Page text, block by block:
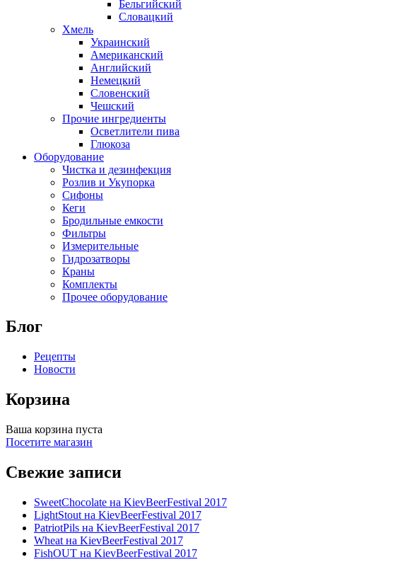
Бельгийский
Словацкий
Хмель
Украинский
Американский
Английский
Немецкий
Словенский
Чешский
Прочие ингредиенты
Осветлители пива
Глюкоза
Оборудование
Чистка и дезинфекция
Розлив и Укупорка
Сифоны
Кеги
Бродильные емкости
Фильтры
Измерительные
Гидрозатворы
Краны
Комплекты
Прочее оборудование
Блог
Рецепты
Новости
Корзина
Ваша корзина пуста
Посетите магазин
Свежие записи
SweetChocolate на KievBeerFestival 2017
LightStout на KievBeerFestival 2017
PatriotPils на KievBeerFestival 2017
Wheat на KievBeerFestival 2017
FishOUT на KievBeerFestival 2017